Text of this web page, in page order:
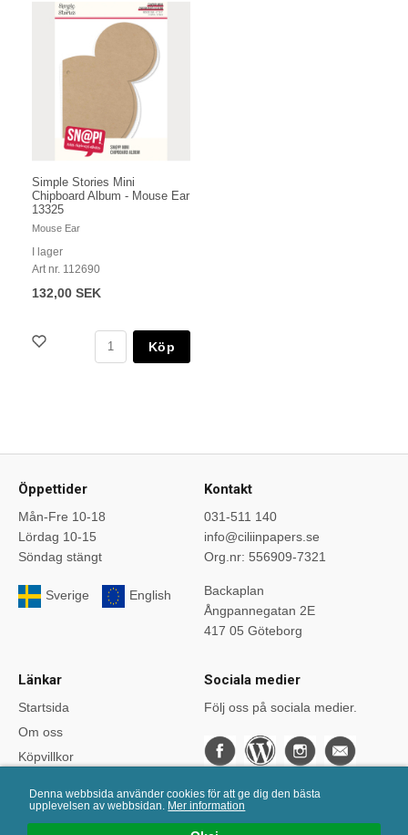
Denna webbsida använder cookies för att ge dig den bästa
upplevelsen av webbsidan. Mer information
Simple Stories Mini
Chipboard Album - Mouse Ear
13325
Mouse Ear
I lager
Art nr. 112690
132,00 SEK
Köp
Öppettider
Mån-Fre 10-18
Lördag 10-15
Söndag stängt
Sverige English
Kontakt
031-511 140
info@ciliinpapers.se
Org.nr: 556909-7321
Backaplan
Ångpannegatan 2E
417 05 Göteborg
Länkar
Startsida
Om oss
Köpvillkor
Kurser
Sociala medier
Följ oss på sociala medier.